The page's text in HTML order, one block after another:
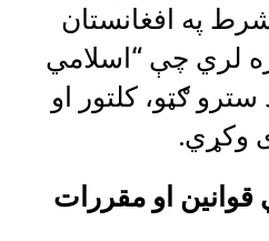
په افغانستان
لري چې “اسلامي
سترو ګټو، کلتور او
وکړي.
قوانین او مقررات